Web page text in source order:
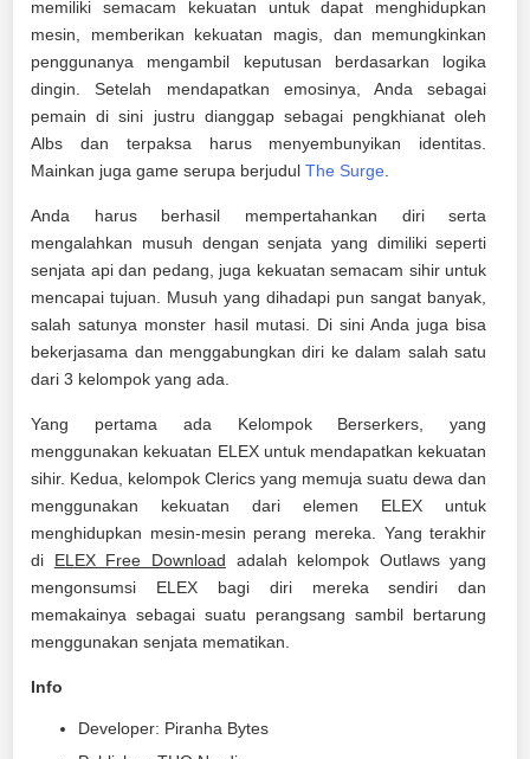
memiliki semacam kekuatan untuk dapat menghidupkan
mesin, memberikan kekuatan magis, dan memungkinkan
penggunanya mengambil keputusan berdasarkan logika
dingin. Setelah mendapatkan emosinya, Anda sebagai
pemain di sini justru dianggap sebagai pengkhianat oleh
Albs dan terpaksa harus menyembunyikan identitas.
Mainkan juga game serupa berjudulThe Surge
Anda harus berhasil mempertahankan diri serta
mengalahkan musuh dengan senjata yang dimiliki seperti
senjata api dan pedang, juga kekuatan semacam sihir untuk
mencapai tujuan. Musuh yang dihadapi pun sangat banyak,
salah satunya monster hasil mutasi. Di sini Anda juga bisa
bekerjasama dan menggabungkan diri ke dalam salah satu
dari 3 kelompok yang ada.
Yang pertama ada Kelompok Berserkers, yang
menggunakan kekuatan ELEX untuk mendapatkan kekuatan
sihir. Kedua, kelompok Clerics yang memuja suatu dewa dan
menggunakan kekuatan dari elemen ELEX untuk
menghidupkan mesin-mesin perang mereka. Yang terakhir
di ELEX Free Download adalah kelompok Outlaws yang
mengonsumsi ELEX bagi diri mereka sendiri dan
memakainya sebagai suatu perangsang sambil bertarung
menggunakan senjata mematikan.
Info
Developer: Piranha Bytes